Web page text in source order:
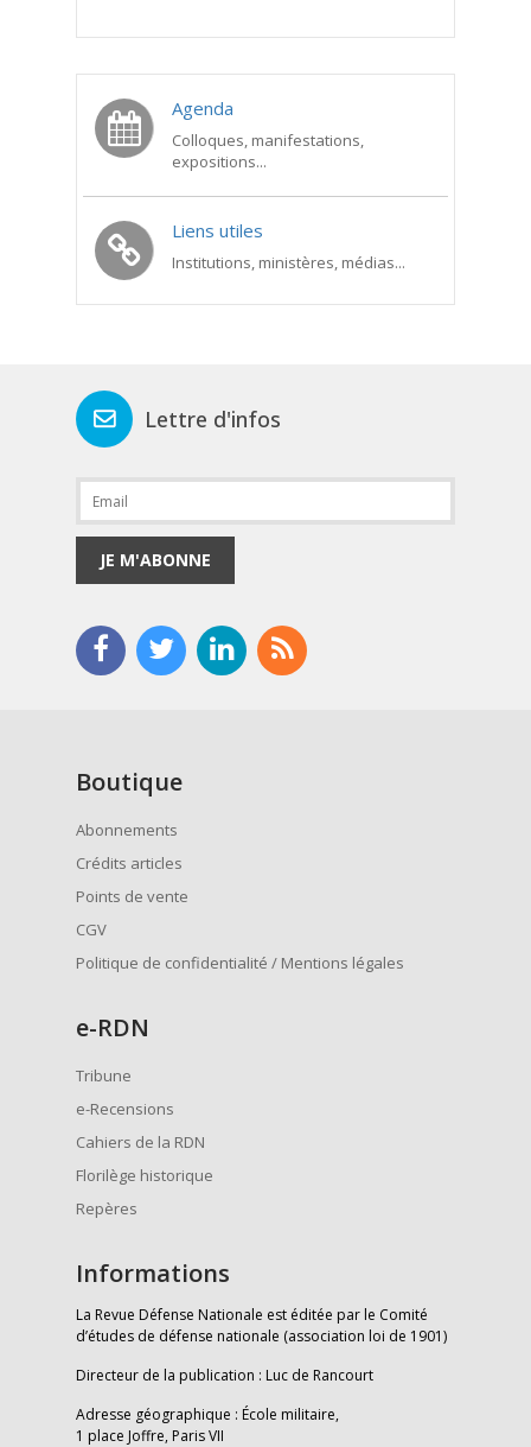
Agenda
Colloques, manifestations,
expositions...
Liens utiles
Institutions, ministères, médias...
Lettre d'infos
JE M'ABONNE
Boutique
Abonnements
Crédits articles
Points de vente
CGV
Politique de confidentialité / Mentions légales
e-RDN
Tribune
e-Recensions
Cahiers de la RDN
Florilège historique
Repères
Informations
La Revue Défense Nationale est éditée par le Comité
d’études de défense nationale (association loi de 1901)
Directeur de la publication : Luc de Rancourt
Adresse géographique : École militaire,
1 place Joffre, Paris VII